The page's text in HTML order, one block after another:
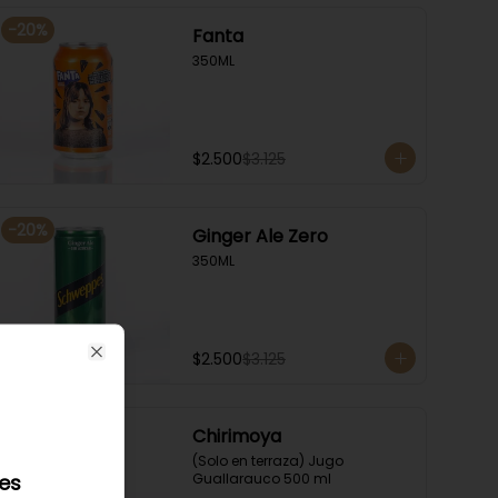
-20% Fanta
350ML
$2.500$3.125
-20% Ginger Ale Zero
350ML
$2.500$3.125
Chirimoya
(Solo en terraza) Jugo
Guallarauco 500 ml